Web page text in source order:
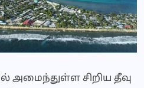
அமைந்துள்ள சிறிய தீவு